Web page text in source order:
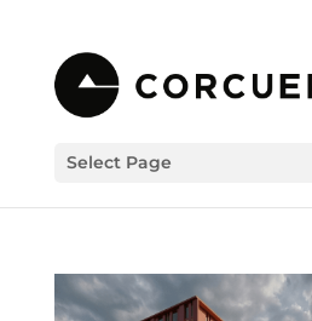
Select Page